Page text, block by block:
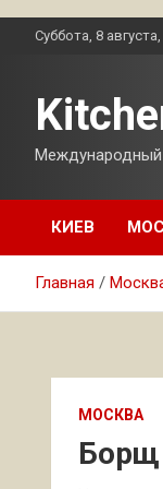
ПерейтиСуббота, 8
Международный
КИЕВ
Главная
МОСКВА
Борщ